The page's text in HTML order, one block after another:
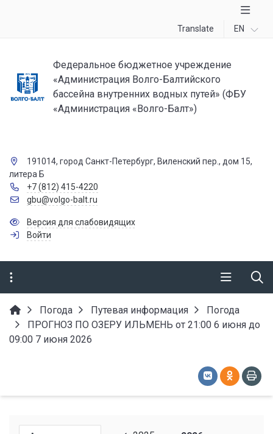
Translate EN
Федеральное бюджетное учреждение
«Администрация Волго-Балтийского
бассейна внутренних водных путей» (ФБУ
«Администрация «Волго-Балт»)
191014, город Санкт-Петербург, Виленский пер., дом 15,
литера Б
+7 (812) 415-4220
gbu@volgo-balt.ru
Версия для слабовидящих
Войти
Погода Путевая информация
Погода
ПРОГНОЗ ПО ОЗЕРУ ИЛЬМЕНЬ от 21:00 6 июня до
09:00 7 июня 2026